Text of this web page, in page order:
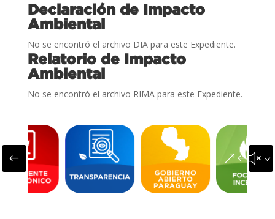
Declaración de Impacto
Ambiental
No se encontró el archivo DIA para este Expediente.
Relatorio de Impacto
Ambiental
No se encontró el archivo RIMA para este Expediente.
#